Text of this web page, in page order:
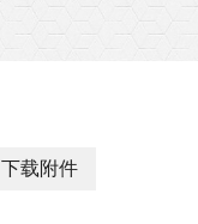
下载附件